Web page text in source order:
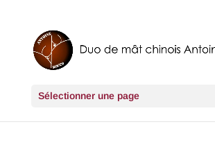
Sélectionner une page